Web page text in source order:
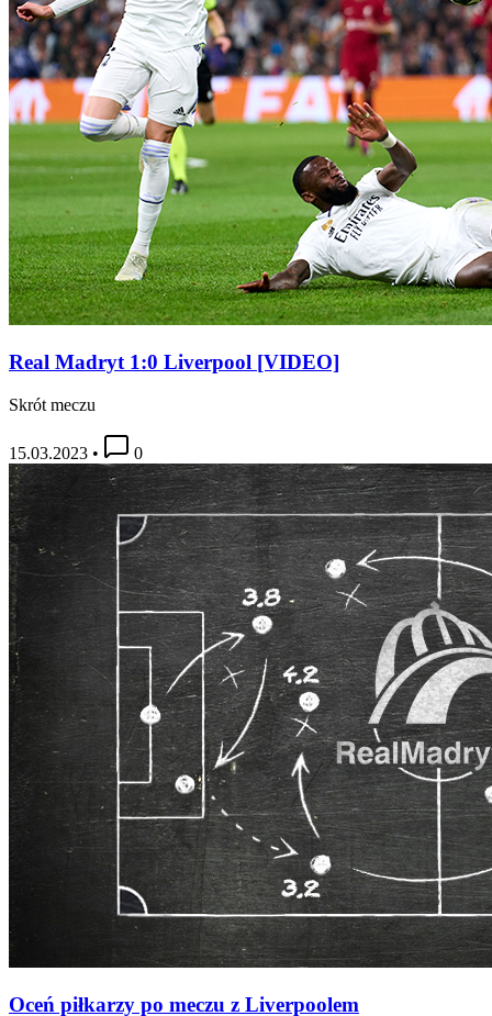
Real Madryt 1:0 Liverpool [VIDEO]
Skrót meczu
15.03.2023 • 0
Oceń piłkarzy po meczu z Liverpoolem